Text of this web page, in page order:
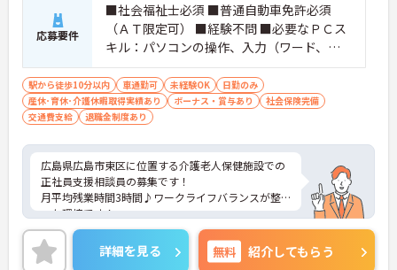
応募要件
■社会福祉士必須 ■普通自動車免許必須
（ＡＴ限定可） ■経験不問 ■必要なＰＣス
キル：パソコンの操作、入力（ワード、エ
クセル）
駅から徒歩10分以内 車通勤可 未経験OK
日勤のみ
産休･育休･介護休暇取得実績あり
ボーナス・賞与あり
社会保険完備
交通費支給
退職金制度あり
広島県広島市東区に位置する介護老人保健施設での
正社員支援相談員の募集です！
月平均残業時間3時間♪ワークライフバランスが整
った環境です！
ご興味のある方には、詳しく面接ポイント等お伝え
させていただきますので、お気軽にご相談くださ
い。
詳細を見る 無料 紹介してもらう